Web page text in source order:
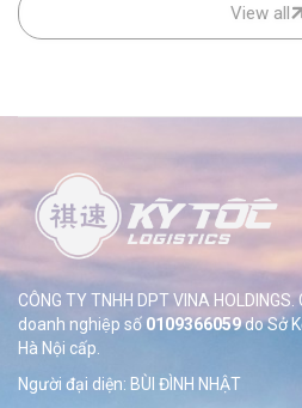
View all
CÔNG TY TNHH DPT VINA
doanh nghiệp số 0109366059do Sở
Hà Nội cấp.
Người đại diện: BÙI ĐÌNH NHẬT